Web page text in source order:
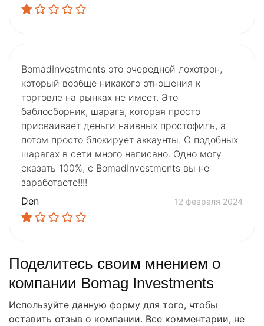
BomadInvestments это очередной лохотрон,
который вообще никакого отношения к
торговле на рынках не имеет. Это
баблосборник, шарага, которая просто
присваивает деньги наивных простофиль, а
потом просто блокирует аккаунты. О подобных
шарагах в сети много написано. Одно могу
сказать 100%, с BomadInvestments вы не
заработаете!!!!
Den
12 февраля 2024
Поделитесь своим мнением о
компании Bomag Investments
Используйте данную форму для того, чтобы
оставить отзыв о компании. Все комментарии, не